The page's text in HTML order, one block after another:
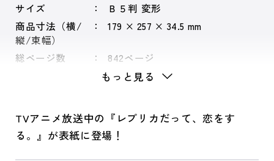
サイズ
Ｂ５判 変形
商品寸法（横/
縦/束幅）
179 × 257 × 34.5 mm
総ページ数 842ページ
もっと見る
TVアニメ放送中の『レプリカだって、恋をす
る。』が表紙に登場！